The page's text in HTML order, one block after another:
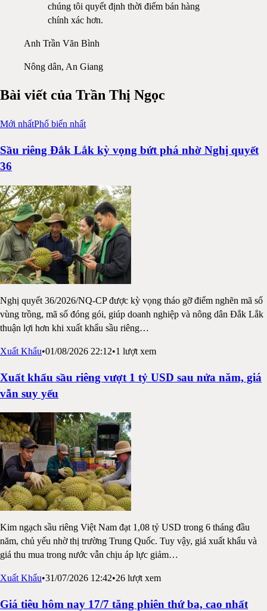
chúng tôi quyết định thời điểm bán hàng
chính xác hơn.
Anh Trần Văn Bình
Nông dân, An Giang
Bài viết của Trần Thị Ngọc
Mới nhấtPhổ biến nhất
Sầu riêng Đắk Lắk kỳ vọng bứt phá nhờ Nghị quyết
36
Nghị quyết 36/2026/NQ-CP được kỳ vọng tháo gỡ điểm nghẽn mã số
vùng trồng, mã số đóng gói, giúp doanh nghiệp và nông dân Đắk Lắk
thuận lợi hơn khi xuất khẩu sầu riêng…
Xuất Khẩu•01/08/2026 22:12•1 lượt xem
Xuất khẩu sầu riêng vượt 1 tỷ USD sau nửa năm, giá
vẫn suy yếu
Kim ngạch sầu riêng Việt Nam đạt 1,08 tỷ USD trong 6 tháng đầu
năm, chủ yếu nhờ thị trường Trung Quốc. Tuy vậy, giá xuất khẩu và
giá thu mua trong nước vẫn chịu áp lực giảm…
Xuất Khẩu•31/07/2026 12:42•26 lượt xem
Giá tiêu hôm nay 17/7 tăng phiên thứ ba, cao nhất